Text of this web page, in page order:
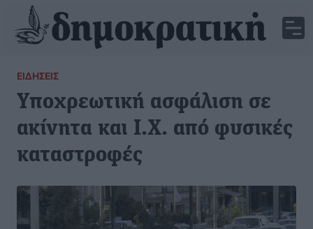
ΕΙΔΉΣΕΙΣ
Υποχρεωτική ασφάλιση σε
ακίνητα και Ι.Χ. από φυσικές
καταστροφές